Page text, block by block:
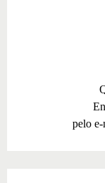
pelo